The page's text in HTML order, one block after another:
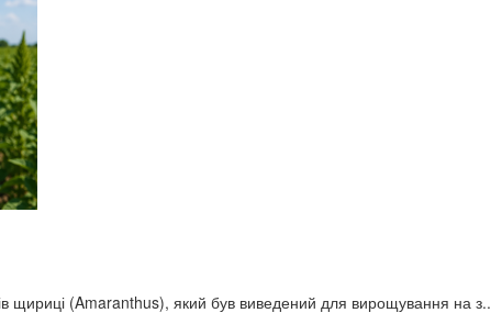
щириці (Amaranthus), який був виведений для вирощування на з..